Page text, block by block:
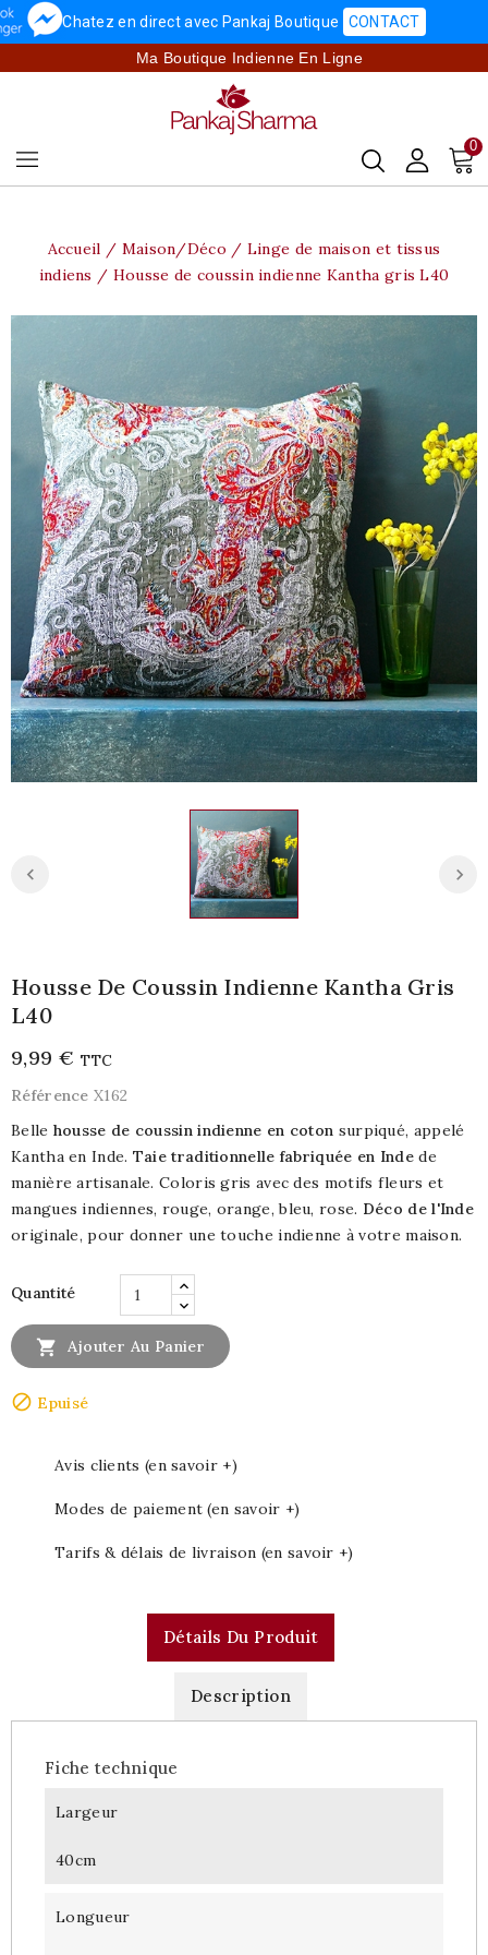
Chatez en direct avec Pankaj Boutique CONTACT
Ma Boutique Indienne En Ligne
0
Accueil Maison/Déco
Linge de maison et tissus
indiens
Housse de coussin indienne Kantha gris L40
Housse De Coussin Indienne Kantha Gris
L40
9,99 € TTC
Référence X162
Belle housse de coussin indienne en coton surpiqué, appelé
Kantha en Inde. Taie traditionnelle fabriquée en Indede
manière artisanale. Coloris gris avec des motifs fleurs et
mangues indiennes, rouge, orange, bleu, rose. Déco de l'Inde
originale, pour donner une touche indienne à votre maison.
Quantité
 Ajouter Au Panier
 Epuisé
Avis clients (en savoir +)
Modes de paiement (en savoir +)
Tarifs & délais de livraison (en savoir +)
Détails Du Produit
Description
Fiche technique
Largeur
40cm
Longueur